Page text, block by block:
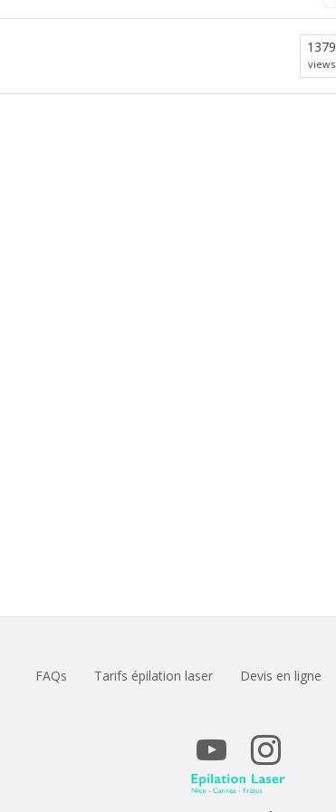
1379
views
FAQs Tarifs épilation laser Devis en ligne